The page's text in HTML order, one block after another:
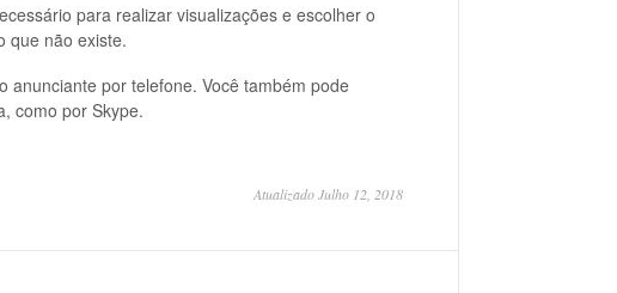
para realizar visualizações e escolher o
que não existe.
anunciante por telefone. Você também pode
como por Skype.
Atualizado Julho 12, 2018